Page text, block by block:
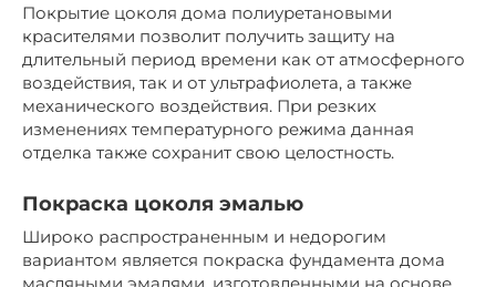
Покрытие цоколя дома полиуретановыми
красителями позволит получить защиту на
длительный период времени как от атмосферного
воздействия, так и от ультрафиолета, а также
механического воздействия. При резких
изменениях температурного режима данная
отделка также сохранит свою целостность.
Покраска цоколя эмалью
Широко распространенным и недорогим
вариантом является покраска фундамента дома
масляными эмалями, изготовленными на основе